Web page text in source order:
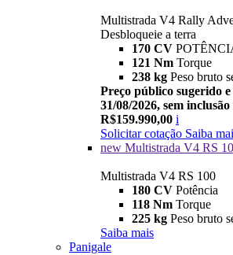
Multistrada V4 Rally
Desbloqueie a terra
170 CV
121 Nm Torque
238 kg Peso bruto
Preço público sugerido
31/08/2026, sem
R$159.990,00 i
Solicitar cotação Saiba
new Multistrada V4 RS
Multistrada V4 RS 100
180 CV Potência
118 Nm Torque
225 kg Peso bruto
Saiba mais
Panigale